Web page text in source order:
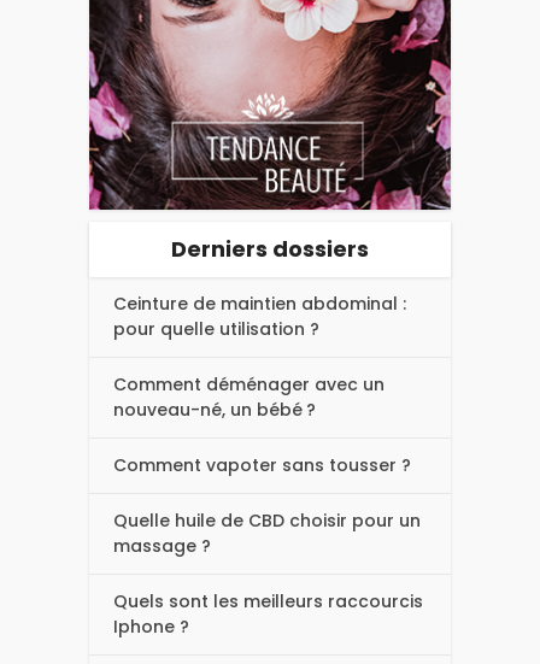
Derniers dossiers
Ceinture de maintien abdominal :
pour quelle utilisation ?
Comment déménager avec un
nouveau-né, un bébé ?
Comment vapoter sans tousser ?
Quelle huile de CBD choisir pour un
massage ?
Quels sont les meilleurs raccourcis
Iphone ?